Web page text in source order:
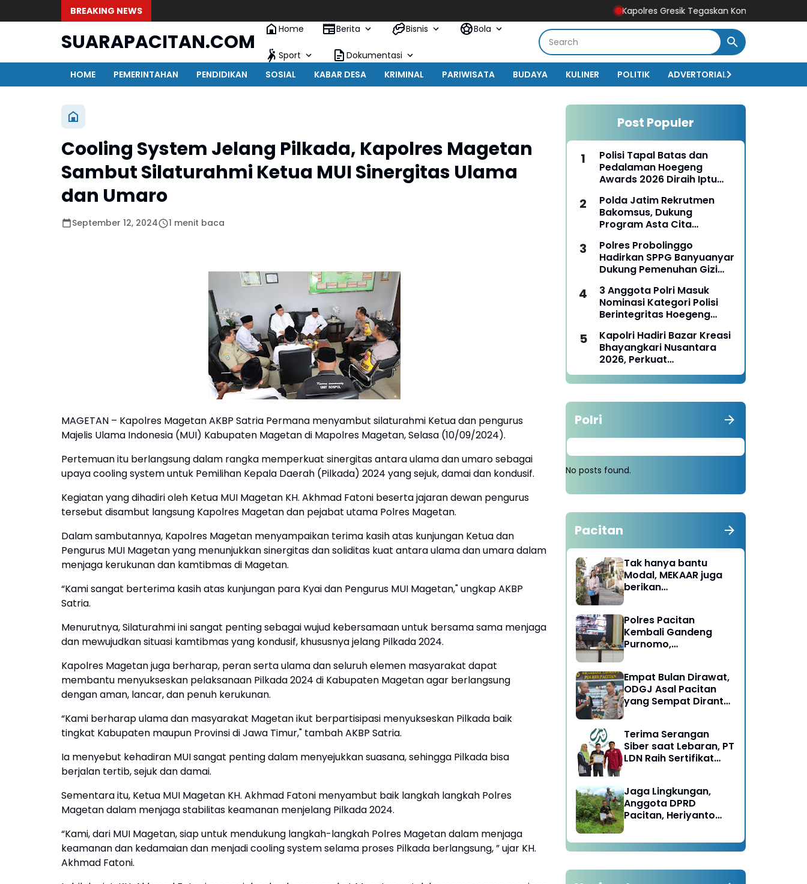
BREAKING NEWS Kapolres Gresik Tegaskan Komitmen Polri Dukung
SUARAPACITAN.COM
Home Berita Bisnis Bola
Sport
Dokumentasi
HOME
PEMERINTAHAN PENDIDIKAN SOSIAL KABAR DESA KRIMINAL PARIWISATA BUDAYA KULINER POLITIK ADVERTORIAL
Cooling System Jelang Pilkada, Kapolres Magetan
Sambut Silaturahmi Ketua MUI Sinergitas Ulama
dan Umaro
September 12, 2024 1 menit baca
MAGETAN – Kapolres Magetan AKBP Satria Permana menyambut silaturahmi Ketua dan pengurus
Majelis Ulama Indonesia (MUI) Kabupaten Magetan di Mapolres Magetan, Selasa (10/09/2024).
Pertemuan itu berlangsung dalam rangka memperkuat sinergitas antara ulama dan umaro sebagai
upaya cooling system untuk Pemilihan Kepala Daerah (Pilkada) 2024 yang sejuk, damai dan kondusif.
Kegiatan yang dihadiri oleh Ketua MUI Magetan KH. Akhmad Fatoni beserta jajaran dewan pengurus
tersebut disambut langsung Kapolres Magetan dan pejabat utama Polres Magetan.
Dalam sambutannya, Kapolres Magetan menyampaikan terima kasih atas kunjungan Ketua dan
Pengurus MUI Magetan yang menunjukkan sinergitas dan soliditas kuat antara ulama dan umara dalam
menjaga kerukunan dan kamtibmas di Magetan.
“Kami sangat berterima kasih atas kunjungan para Kyai dan Pengurus MUI Magetan," ungkap AKBP
Satria.
Menurutnya, Silaturahmi ini sangat penting sebagai wujud kebersamaan untuk bersama sama menjaga
dan mewujudkan situasi kamtibmas yang kondusif, khususnya jelang Pilkada 2024.
Kapolres Magetan juga berharap, peran serta ulama dan seluruh elemen masyarakat dapat
membantu menyukseskan pelaksanaan Pilkada 2024 di Kabupaten Magetan agar berlangsung
dengan aman, lancar, dan penuh kerukunan.
“Kami berharap ulama dan masyarakat Magetan ikut berpartisipasi menyukseskan Pilkada baik
tingkat Kabupaten maupun Provinsi di Jawa Timur," tambah AKBP Satria.
Ia menyebut kehadiran MUI sangat penting dalam menyejukkan suasana, sehingga Pilkada bisa
berjalan tertib, sejuk dan damai.
Sementara itu, Ketua MUI Magetan KH. Akhmad Fatoni menyambut baik langkah langkah Polres
Magetan dalam menjaga stabilitas keamanan menjelang Pilkada 2024.
“Kami, dari MUI Magetan, siap untuk mendukung langkah-langkah Polres Magetan dalam menjaga
keamanan dan kedamaian dan menjadi cooling system selama proses Pilkada berlangsung, ” ujar KH.
Akhmad Fatoni.
Post Populer
Polisi Tapal Batas dan
Pedalaman Hoegeng
Awards 2026 Diraih Iptu
Pengabdian Humanis di
Nduga
Polda Jatim Rekrutmen
Bakomsus, Dukung
Program Asta Cita
Polres Probolinggo
Hadirkan SPPG Banyuanyar
Dukung Pemenuhan Gizi
3 Anggota Polri Masuk
Nominasi Kategori Polisi
Berintegritas Hoegeng
Kapolri Hadiri Bazar Kreasi
Bhayangkari Nusantara
2026, Perkuat
Pemberdayaan UMKM dan
Budaya Lokal
Polri
No posts found.
Pacitan
Tak hanya bantu
Modal, MEKAAR juga
berikan
Dapur Tetap Ngebul
Polres Pacitan
Kembali Gandeng
Purnomo,
Rehabilitasi
Empat Bulan Dirawat,
ODGJ Asal Pacitan
yang Sempat Dirantai
Terima Serangan
Siber saat Lebaran, PT
LDN Raih Sertifikat
Karesidenan Madiun
Raya
Jaga Lingkungan,
Anggota DPRD
Pacitan, Heriyanto
Tebang 100 Pohon
diganti Tanam 1000